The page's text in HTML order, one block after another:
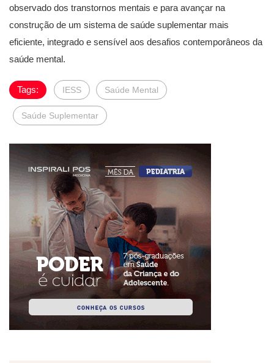
observado dos transtornos mentais e para avançar na
construção de um sistema de saúde suplementar mais
eficiente, integrado e sensível aos desafios contemporâneos da
saúde mental.
Tags: IESS Saúde Mental
Saúde Suplementar